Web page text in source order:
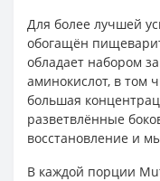
Для более лучшей
обогащён
обладает набором
аминокислот, в том
большая
разветвлённые
восстановление и
В каждой порции